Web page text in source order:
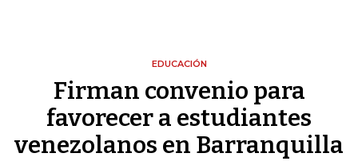
EDUCACIÓN
Firman convenio para
favorecer a estudiantes
venezolanos en Barranquilla